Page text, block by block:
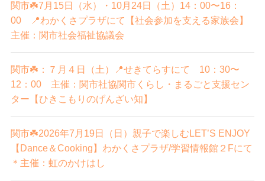
関市☘️7月15日（水）・10月24日（土）14：00〜16：
00 📍わかくさプラザにて【社会参加を支える家族会】
主催：関市社会福祉協議会
関市☘️：７月４日（土）📍せきてらすにて 10：30〜
12：00 主催：関市社協関市くらし・まるごと支援セン
ター【ひきこもりのげんざい知】
関市☘️2026年7月19日（日）親子で楽しむLET’S ENJOY
【Dance＆Cooking】わかくさプラザ/学習情報館２Fにて
＊主催：虹のかけはし